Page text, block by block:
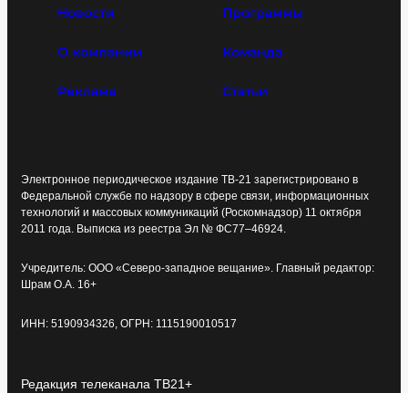
Новости Программы
О компании Команда
Реклама Статьи
Электронное периодическое издание ТВ-21 зарегистрировано в
Федеральной службе по надзору в сфере связи, информационных
технологий и массовых коммуникаций (Роскомнадзор) 11 октября
2011 года. Выписка из реестра Эл № ФС77–46924.
Учредитель: ООО «Северо-западное вещание». Главный редактор:
Шрам О.А. 16+
ИНН: 5190934326, ОГРН: 1115190010517
Редакция телеканала ТВ21+